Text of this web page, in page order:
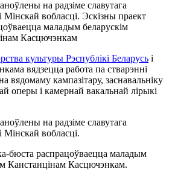
на радзіме славутага
Мінскай вобласці. Эскізны праект
маладым беларускім
Касцючэнкам
культуры Рэспублікі Беларусь і
вядзецца работа па стварэнні
вядомаму кампазітару, заснавальніку
оперы і камернай вакальнай лірыкі
на радзіме славутага
Мінскай вобласці.
бюста распрацоўваецца маладым
Канстанцінам Касцючэнкам.